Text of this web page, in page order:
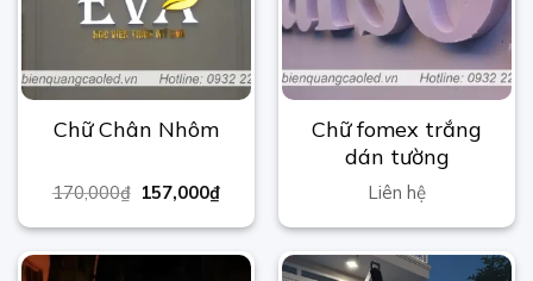
Chữ Chân Nhôm
170,000₫ 157,000₫
Chữ fomex trắng
dán tường
Liên hệ